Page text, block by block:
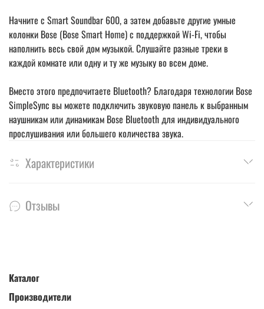
Начните с Smart Soundbar 600, а затем добавьте другие умные
колонки Bose (Bose Smart Home) с поддержкой Wi-Fi, чтобы
наполнить весь свой дом музыкой. Слушайте разные треки в
каждой комнате или одну и ту же музыку во всем доме.
Вместо этого предпочитаете Bluetooth? Благодаря технологии Bose
SimpleSync вы можете подключить звуковую панель к выбранным
наушникам или динамикам Bose Bluetooth для индивидуального
прослушивания или большего количества звука.
Характеристики
Отзывы
Каталог
Производители